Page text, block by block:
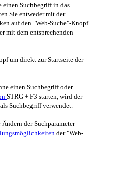
einen Suchbegriff in das
Sie entweder mit der
auf den "Web-Suche"-Knopf.
mit dem entsprechenden
um direkt zur Startseite der
einen Suchbegriff oder
STRG + F3 starten, wird der
Suchbegriff verwendet.
der Suchparameter
der "Web-